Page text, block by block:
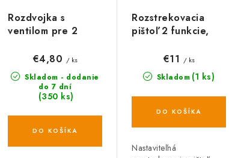
Rozdvojka s
ventilom pre 2
3/4", WL-2222,
WHITE LINE
Skladom - dodanie
do 7 dní
(350 ks)
€4,80 / ks
DO KOŠÍKA
Rozstrekovacia
pištoľ 2 funkcie,
Skladom (1 ks)
€11 / ks
DO KOŠÍKA
Nastaviteľná